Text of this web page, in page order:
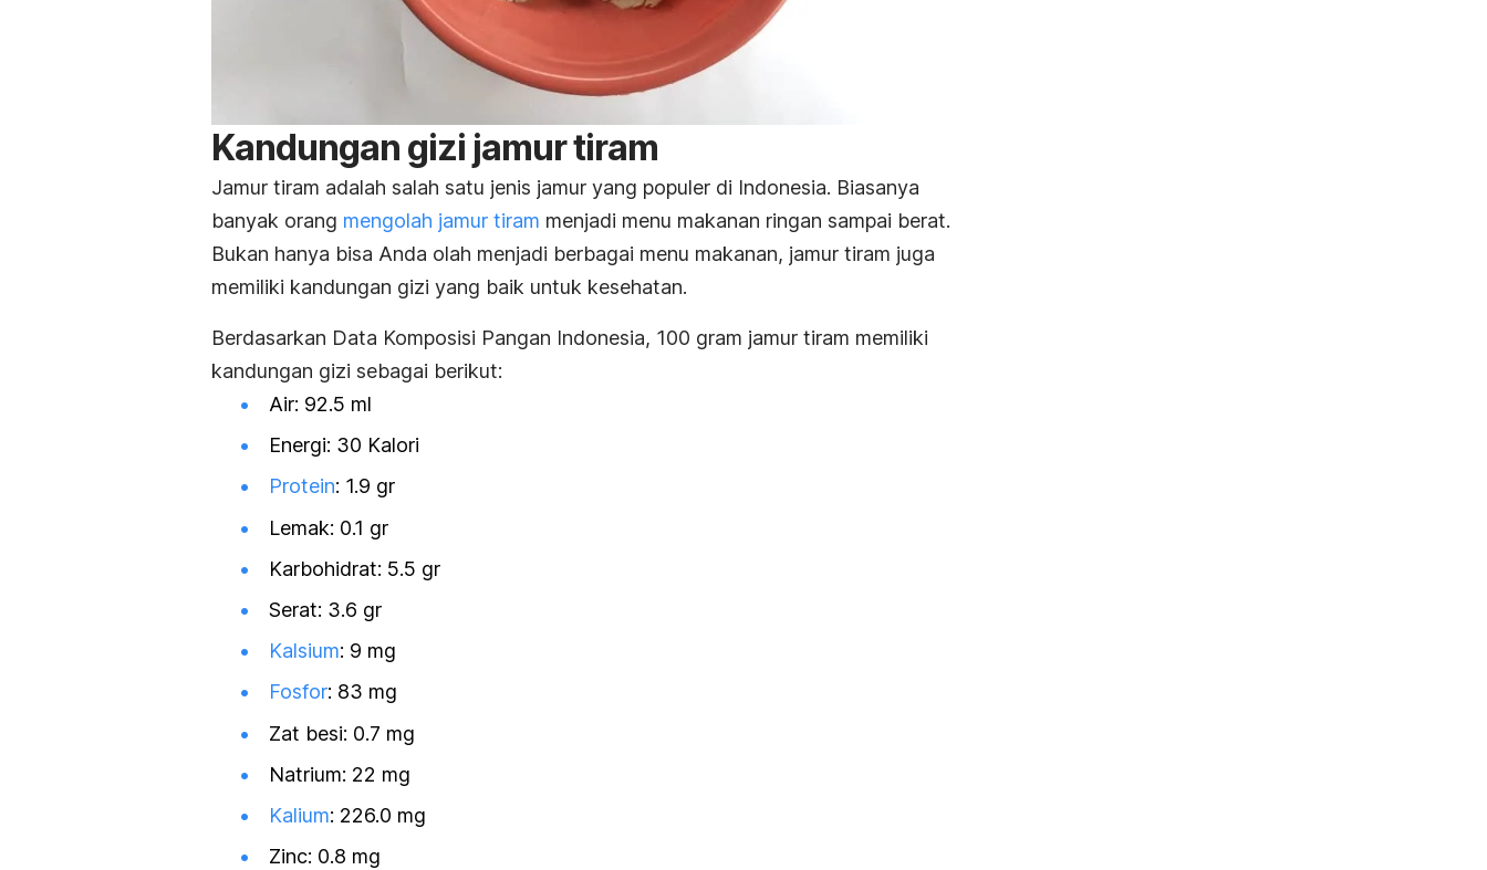
Kandungan gizi jamur tiram
Jamur tiram adalah salah satu jenis jamur yang populer di Indonesia. Biasanya
banyak orang mengolah jamur tiram menjadi menu makanan ringan sampai berat.
Bukan hanya bisa Anda olah menjadi berbagai menu makanan, jamur tiram juga
memiliki kandungan gizi yang baik untuk kesehatan.
Berdasarkan Data Komposisi Pangan Indonesia, 100 gram jamur tiram memiliki
kandungan gizi sebagai berikut:
Air: 92.5 ml
Energi: 30 Kalori
Protein: 1.9 gr
Lemak: 0.1 gr
Karbohidrat: 5.5 gr
Serat: 3.6 gr
Kalsium: 9 mg
Fosfor: 83 mg
Zat besi: 0.7 mg
Natrium: 22 mg
Kalium: 226.0 mg
Zinc: 0.8 mg